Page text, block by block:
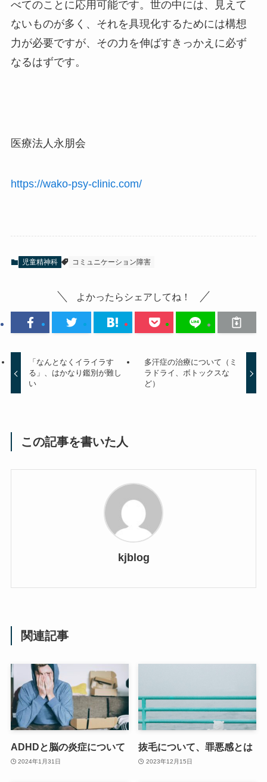
べてのことに応用可能です。世の中には、見えて
ないものが多く、それを具現化するためには構想
力が必要ですが、その力を伸ばすきっかえに必ず
なるはずです。
医療法人永朋会
https://wako-psy-clinic.com/
児童精神科 コミュニケーション障害
よかったらシェアしてね！
「なんとなくイライラす
る」、はかなり鑑別が難し
い
多汗症の治療について（ミ
ラドライ、ボトックスな
ど）
この記事を書いた人
kjblog
関連記事
ADHDと脳の炎症について
2024年1月31日
抜毛について、罪悪感とは
2023年12月15日